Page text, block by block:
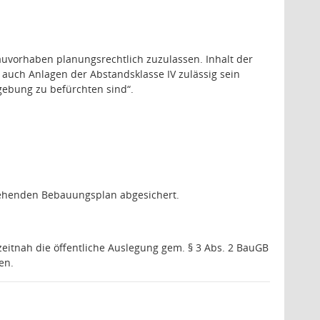
planungsrechtlich zuzulassen. Inhalt der
Anlagen der Abstandsklasse IV zulässig sein
zu befürchten sind“.
Bebauungsplan abgesichert.
die öffentliche Auslegung gem. § 3 Abs. 2 BauGB